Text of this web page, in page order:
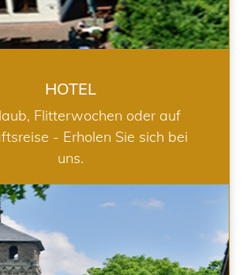
HOTEL
Flitterwochen oder auf
- Erholen Sie sich bei
uns.